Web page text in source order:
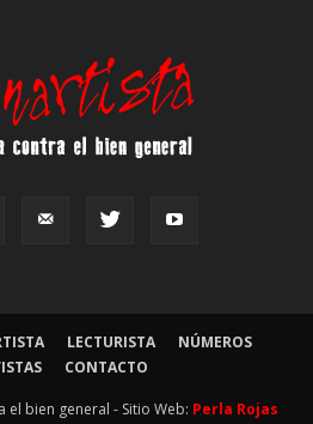
LECTURISTA
NÚMEROS
CONTACTO
el bien general - Sitio Web: Perla Rojas